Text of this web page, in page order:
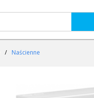
/ Naścienne